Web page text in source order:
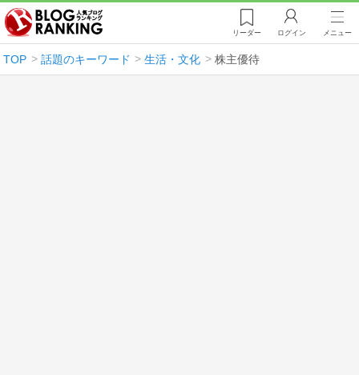
リーダー ログイン メニュー
TOP 話題のキーワード 生活・文化 株主優待